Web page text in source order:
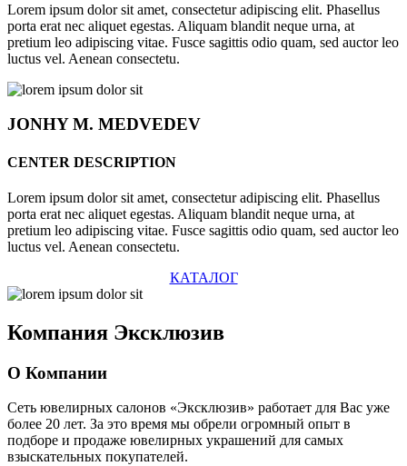
Lorem ipsum dolor sit amet, consectetur adipiscing elit. Phasellus
porta erat nec aliquet egestas. Aliquam blandit neque urna, at
pretium leo adipiscing vitae. Fusce sagittis odio quam, sed auctor leo
luctus vel. Aenean consectetu.
JONHYM. MEDVEDEV
CENTER DESCRIPTION
Lorem ipsum dolor sit amet, consectetur adipiscing elit. Phasellus
porta erat nec aliquet egestas. Aliquam blandit neque urna, at
pretium leo adipiscing vitae. Fusce sagittis odio quam, sed auctor leo
luctus vel. Aenean consectetu.
КАТАЛОГ
Компания Эксклюзив
О Компании
Сеть ювелирных салонов «Эксклюзив» работает для Вас уже
более 20 лет. За это время мы обрели огромный опыт в
подборе и продаже ювелирных украшений для самых
взыскательных покупателей.